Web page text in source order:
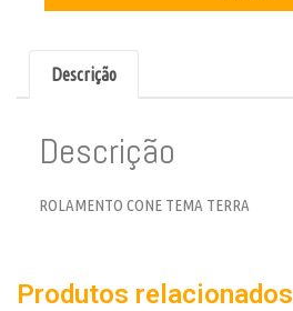
Descrição
Descrição
ROLAMENTO CONE TEMA TERRA
Produtos relacionados